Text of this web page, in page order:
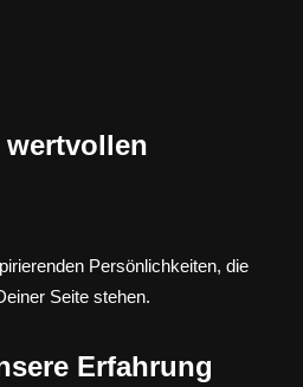
wertvollen
Persönlichkeiten, die
Seite stehen.
Erfahrung